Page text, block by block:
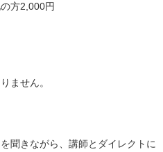
方2,000円
ません。
聞きながら、講師とダイレクトに